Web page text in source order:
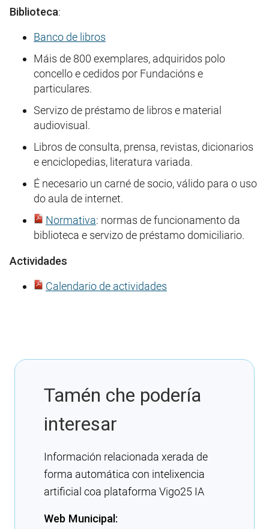
Biblioteca:
Banco de libros
Máis de 800 exemplares, adquiridos polo
concello e cedidos por Fundacións e
particulares.
Servizo de préstamo de libros e material
audiovisual.
Libros de consulta, prensa, revistas, dicionarios
e enciclopedias, literatura variada.
É necesario un carné de socio, válido para o uso
do aula de internet.
Normativa: normas de funcionamento da
biblioteca e servizo de préstamo domiciliario.
Actividades
Calendario de actividades
Tamén che podería
interesar
Información relacionada xerada de
forma automática con intelixencia
artificial coa plataforma Vigo25 IA
Web Municipal: